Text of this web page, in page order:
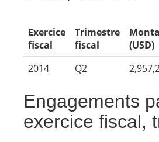
Exercice
fiscal
Trimestre
fiscal
(USD)
2014
Q2
Engagements
exercice fiscal,